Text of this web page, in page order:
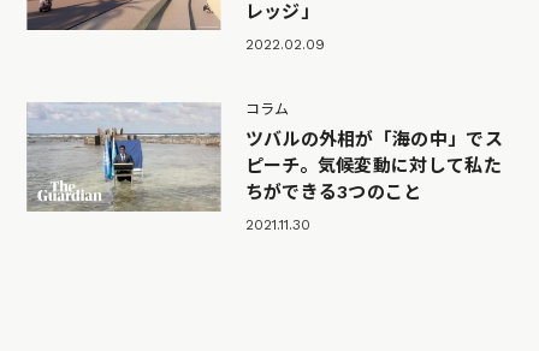
レッジ」
2022.02.09
コラム
ツバルの外相が「海の中」でス
ピーチ。気候変動に対して私た
ちができる3つのこと
2021.11.30